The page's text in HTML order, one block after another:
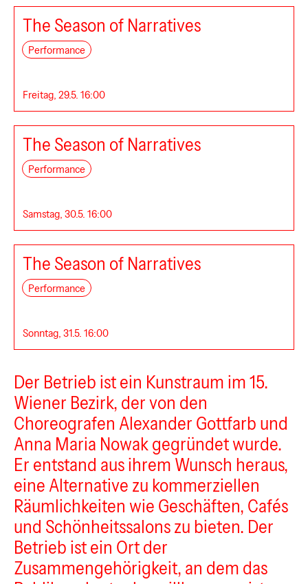
The Season of Narratives
Performance
Freitag, 29.5. 16:00
The Season of Narratives
Performance
Samstag, 30.5. 16:00
The Season of Narratives
Performance
Sonntag, 31.5. 16:00
Der Betrieb ist ein Kunstraum im 15.
Wiener Bezirk, der von den
Choreografen Alexander Gottfarb und
Anna Maria Nowak gegründet wurde.
Er entstand aus ihrem Wunsch heraus,
eine Alternative zu kommerziellen
Räumlichkeiten wie Geschäften, Cafés
und Schönheitssalons zu bieten. Der
Betrieb ist ein Ort der
Zusammengehörigkeit, an dem das